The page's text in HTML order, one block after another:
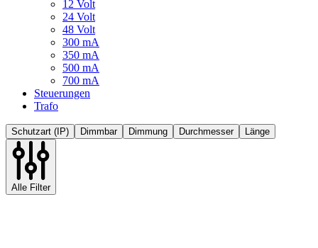
12 Volt
24 Volt
48 Volt
300 mA
350 mA
500 mA
700 mA
Steuerungen
Trafo
Schutzart (IP) Dimmbar Dimmung Durchmesser Länge
Alle Filter